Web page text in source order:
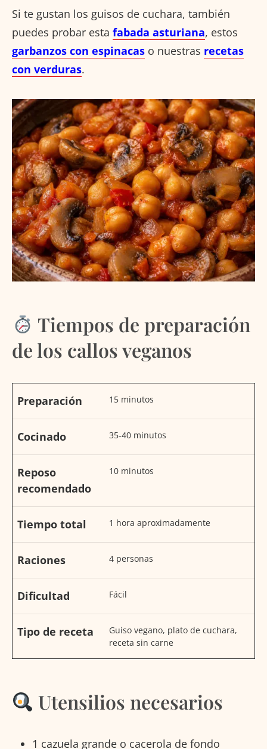
Si te gustan los guisos de cuchara, también
puedes probar esta fabada asturiana, estos
garbanzos con espinacas o nuestras recetas
con verduras.
Tiempos de preparación
de los callos veganos
Preparación 15 minutos
Cocinado 35-40 minutos
Reposo
recomendado
10 minutos
Tiempo total 1 hora aproximadamente
Raciones 4 personas
Dificultad Fácil
Tipo de receta
Guiso vegano, plato de cuchara,
receta sin carne
Utensilios necesarios
1 cazuela grande o cacerola de fondo